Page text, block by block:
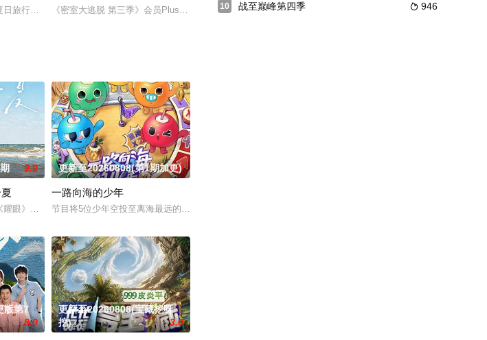
真人秀节目,每周六晚2110在东方卫视播出,其源自曾在韩国创造收视
日旅行社交真人秀，节目以“年轻活力+真实社交”为方向，选取有个性、有态度、有观点且有交友诉求的多位素人
《密室大逃脱 第三季》会员Plus版是《密室大逃脱 第三季》官方衍生节目，节目内放送高能未播花絮，杨幂
，解民生之多艰”的信念撒向更远的
，每一道都值得期待，已经盼着开宴瞬间的美味暴击了！
9.0
耀眼》售后的毕业角色番综，由关晓彤、李昀锐、毛俊杰、边天扬、王翰闻、高秋梓原班主演齐聚录制。扎扎亭的老
更新至20260808(第1期加更)
9.0
一路向海的少年
节目将5位少年空投至离海最远的大陆腹地，他们只有一辆车和一车椰子们，通过在途径补给站完成挑战任务
版第7
8.0
更新至20260808(宝藏挖呀
挖)
3.0
10  946
战至巅峰第四季